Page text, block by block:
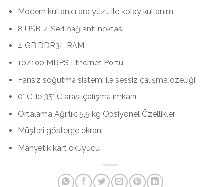
Modern kullanıcı ara yüzü ile kolay kullanım
8 USB, 4 Seri bağlantı noktası
4 GB DDR3L RAM
10/100 MBPS Ethernet Portu
Fansız soğutma sistemi ile sessiz çalışma özelliği
0° C ile 35° C arası çalışma imkânı
Ortalama Ağırlık: 5,5 kg Opsiyonel Özellikler
Müşteri gösterge ekranı
Manyetik kart okuyucu